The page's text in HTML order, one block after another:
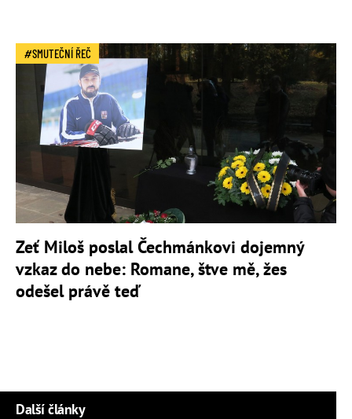
SMUTEČNÍ ŘEČ
Zeť Miloš poslal Čechmánkovi dojemný
vzkaz do nebe: Romane, štve mě, žes
odešel právě teď
Další články